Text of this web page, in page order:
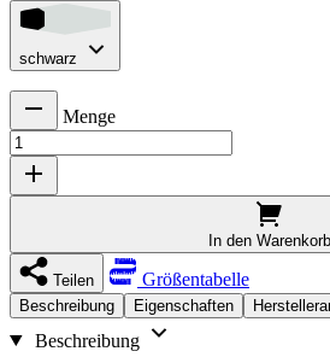
schwarz
Menge
In den Warenkorb
Teilen Größentabelle
Beschreibung Eigenschaften
Beschreibung